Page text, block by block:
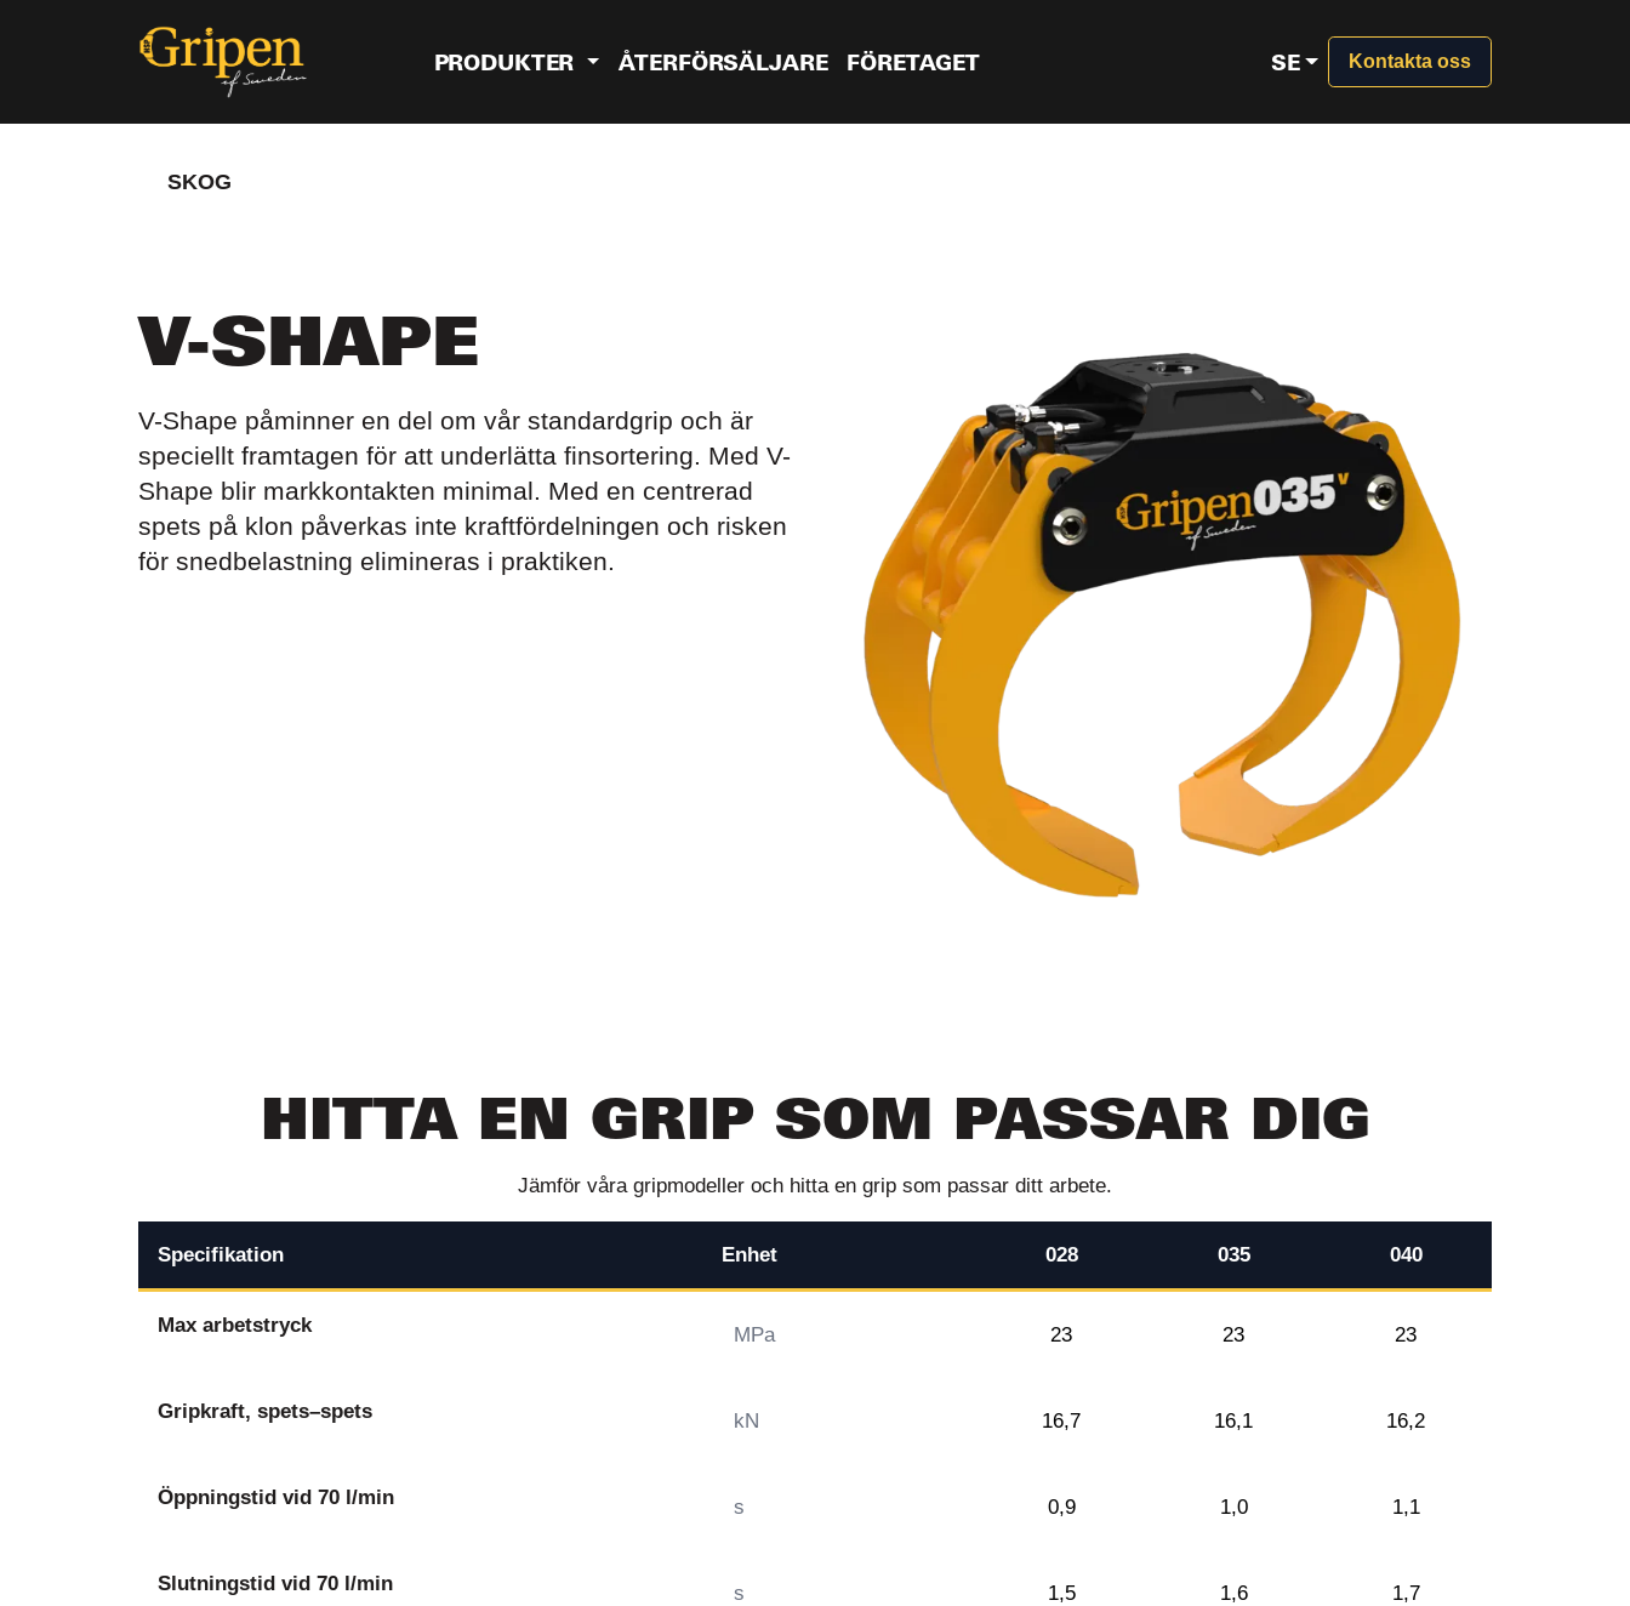
PRODUKTER ÅTERFÖRSÄLJARE FÖRETAGET SE Kontakta oss
SKOG
V-SHAPE
V-Shape påminner en del om vår standardgrip och är
speciellt framtagen för att underlätta finsortering. Med V-
Shape blir markkontakten minimal. Med en centrerad
spets på klon påverkas inte kraftfördelningen och risken
för snedbelastning elimineras i praktiken.
HITTA EN GRIP SOM PASSAR DIG
Jämför våra gripmodeller och hitta en grip som passar ditt arbete.
Specifikation Enhet 028 035 040
Max arbetstryck MPa 23 23 23
Gripkraft, spets–spets kN 16,7 16,1 16,2
Öppningstid vid 70 l/min s 0,9 1,0 1,1
Slutningstid vid 70 l/min s 1,5 1,6 1,7